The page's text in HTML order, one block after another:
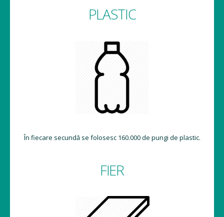
PLASTIC
În fiecare secundă se folosesc 160.000 de pungi de plastic.
FIER